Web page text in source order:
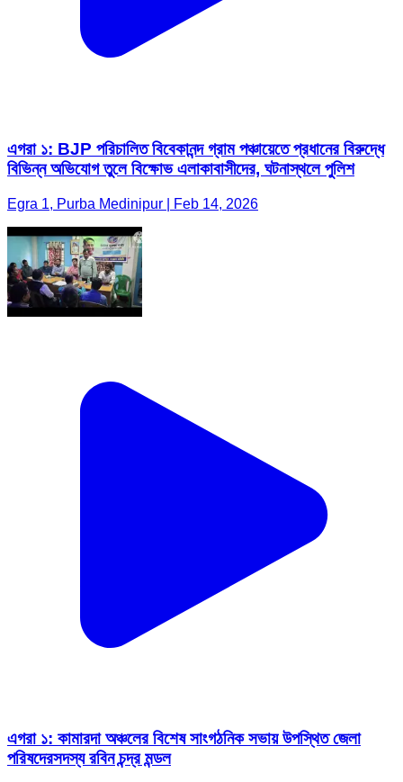
এগরা ১: BJP পরিচালিত বিবেকানন্দ গ্রাম পঞ্চায়েতে প্রধানের বিরুদ্ধে
বিভিন্ন অভিযোগ তুলে বিক্ষোভ এলাকাবাসীদের, ঘটনাস্থলে পুলিশ
Egra 1, Purba Medinipur | Feb 14, 2026
এগরা ১: কামারদা অঞ্চলের বিশেষ সাংগঠনিক সভায় উপস্থিত জেলা
পরিষদেরসদস্য রবিন চন্দ্র মন্ডল